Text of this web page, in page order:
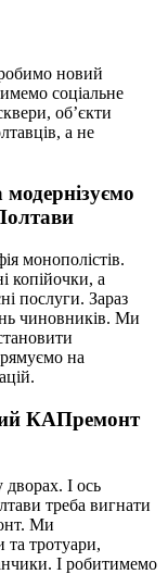
новий
соціальне
об’єкти
а не
монополістів.
копійочки, а
послуги. Зараз
чиновників. Ми
на
КАПремонт
І ось
треба вигнати
Ми
та тротуари,
І робитимемо